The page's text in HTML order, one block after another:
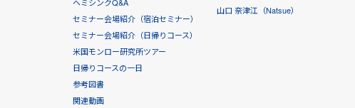
セミナー会場紹介（宿泊セミナー）
セミナー会場紹介（日帰りコース）
米国モンロー研究所ツアー
日帰りコースの一日
参考図書
関連動画
山口 奈津江（Natsue）